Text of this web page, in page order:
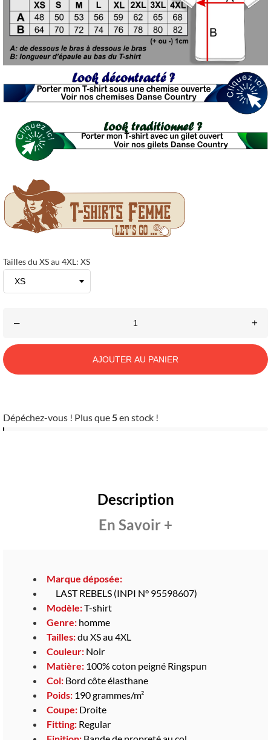
Tailles du XS au 4XL: XS
– +
AJOUTER AU PANIER
Dépéchez-vous ! Plus que 5en stock !
Description
En Savoir +
Marque déposée:
LAST REBELS (INPI N° 95598607)
Modèle:T-shirt
Genre: homme
Tailles:du XS au 4XL
Couleur: Noir
Matière: 100% coton peigné Ringspun
Col: Bord côte élasthane
Poids: 190 grammes/m²
Coupe: Droite
Fitting: Regular